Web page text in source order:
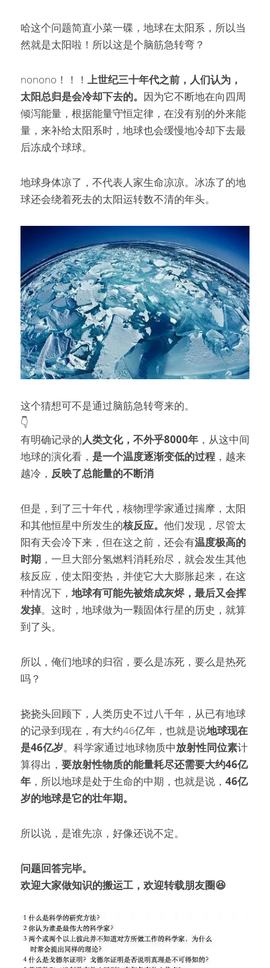
哈这个问题简直小菜一碟，地球在太阳系，所以当
然就是太阳啦！所以这是个脑筋急转弯？
nonono！！！ 上世纪三十年代之前，人们认为，
太阳总归是会冷却下去的。 因为它不断地在向四周
倾泻能量，根据能量守恒定律，在没有别的外来能
量，来补给太阳系时，地球也会缓慢地冷却下去最
后冻成个球球。
地球身体凉了，不代表人家生命凉凉。冰冻了的地
球还会绕着死去的太阳运转数不清的年头。
这个猜想可不是通过脑筋急转弯来的。
👇
有明确记录的人类文化，不外乎8000年 ，从这中间
地球的演化看， 是一个温度逐渐变低的过程 ，越来
越冷， 反映了总能量的不断消
但是，到了三十年代，核物理学家通过揣摩，太阳
和其他恒星中所发生的核反应。 他们发现，尽管太
阳有天会冷下来，但在这之前，还会有温度极高的
时期 ，一旦大部分氢燃料消耗殆尽，就会发生其他
核反应，使太阳变热，并使它大大膨胀起来，在这
种情况下， 地球有可能先被焙成灰烬，最后又会挥
发掉。这时，地球做为一颗固体行星的历史，就算
到了头。
所以，俺们地球的归宿，要么是冻死，要么是热死
吗？
挠挠头回顾下，人类历史不过八千年，从已有地球
的记录到现在，有大约46亿年，也就是说地球现在
是46亿岁。科学家通过地球物质中放射性同位素计
算得出， 要放射性物质的能量耗尽还需要大约46亿
年 ，所以地球是处于生命的中期，也就是说， 46亿
岁的地球是它的壮年期。
所以说，是谁先凉，好像还说不定。
问题回答完毕。
欢迎大家做知识的搬运工，欢迎转载朋友圈😆